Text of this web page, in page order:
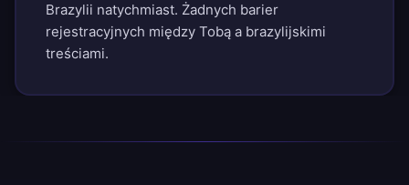
Brazylii natychmiast. Żadnych barier
rejestracyjnych między Tobą a brazylijskimi
treściami.